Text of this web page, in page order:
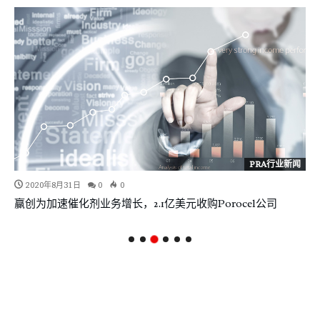
PRA行业新闻
2020年8月31日 0 0
赢创为加速催化剂业务增长，2.1亿美元收购Porocel公司